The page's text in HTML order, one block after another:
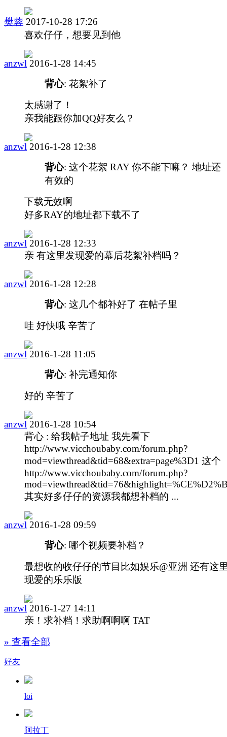
樊蓉 2017-10-28 17:26
喜欢仔仔，想要见到他
anzwl 2016-1-28 14:45
背心: 花絮补了
太感谢了！
亲我能跟你加QQ好友么？
anzwl 2016-1-28 12:38
背心: 这个花絮 RAY 你不能下嘛？ 地址还
有效的
下载无效啊
好多RAY的地址都下载不了
anzwl 2016-1-28 12:33
亲 有这里发现爱的幕后花絮补档吗？
anzwl 2016-1-28 12:28
背心: 这几个都补好了 在帖子里
哇 好快哦 辛苦了
anzwl 2016-1-28 11:05
背心: 补完通知你
好的 辛苦了
anzwl 2016-1-28 10:54
背心 : 给我帖子地址 我先看下
http://www.vicchoubaby.com/forum.php?
mod=viewthread&tid=68&extra=page%3D1 这个
http://www.vicchoubaby.com/forum.php?
其实好多仔仔的资源我都想补档的 ...
anzwl 2016-1-28 09:59
背心: 哪个视频要补档？
最想收的收仔仔的节目比如娱乐@亚洲 还有这
现爱的乐乐版
anzwl 2016-1-27 14:11
亲！求补档！求助啊啊啊 TAT
» 查看全部
好友
loi
阿拉丁